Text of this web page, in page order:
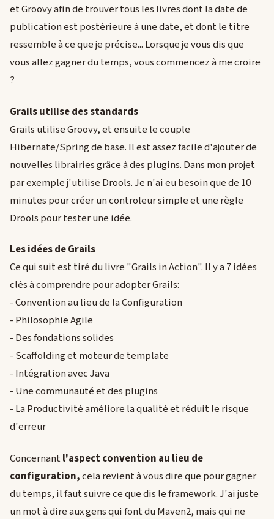
et Groovy afin de trouver tous les livres dont la date de
publication est postérieure à une date, et dont le titre
ressemble à ce que je précise... Lorsque je vous dis que
vous allez gagner du temps, vous commencez à me croire
?
Grails utilise des standards
Grails utilise Groovy, et ensuite le couple
Hibernate/Spring de base. Il est assez facile d'ajouter de
nouvelles librairies grâce à des plugins. Dans mon projet
par exemple j'utilise Drools. Je n'ai eu besoin que de 10
minutes pour créer un controleur simple et une règle
Drools pour tester une idée.
Les idées de Grails
Ce qui suit est tiré du livre "Grails in Action". Il y a 7 idées
clés à comprendre pour adopter Grails:
- Convention au lieu de la Configuration
- Philosophie Agile
- Des fondations solides
- Scaffolding et moteur de template
- Intégration avec Java
- Une communauté et des plugins
- La Productivité améliore la qualité et réduit le risque
d'erreur
Concernantl'aspect convention au lieu de
configuration,cela revient à vous dire que pour gagner
du temps, il faut suivre ce que dis le framework. J'ai juste
un mot à dire aux gens qui font du Maven2, mais qui ne